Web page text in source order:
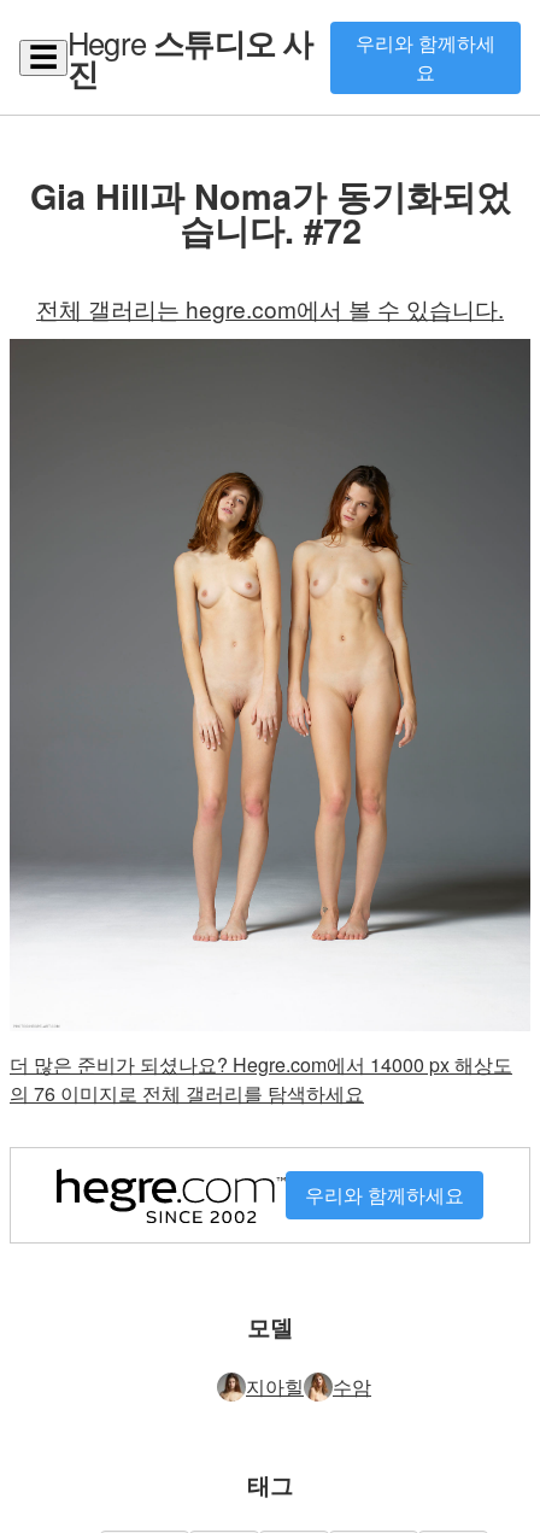
☰ Hegre스튜디오 사
진
우리와 함께하세
요
Gia Hill과 Noma가 동기화되었
습니다. #72
전체 갤러리는 hegre.com에서 볼 수 있습니다.
더 많은 준비가 되셨나요? Hegre.com에서 14000 px 해상도
의 76 이미지로 전체 갤러리를 탐색하세요
우리와 함께하세요
모델
지아힐 수암
태그